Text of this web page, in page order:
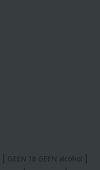
GEEN 18 GEEN alcohol